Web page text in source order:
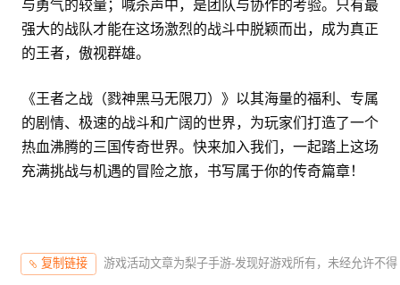
与勇气的较量；喊杀声中，是团队与协作的考验。只有最
强大的战队才能在这场激烈的战斗中脱颖而出，成为真正
的王者，傲视群雄。
《王者之战（戮神黑马无限刀）》以其海量的福利、专属
的剧情、极速的战斗和广阔的世界，为玩家们打造了一个
热血沸腾的三国传奇世界。快来加入我们，一起踏上这场
充满挑战与机遇的冒险之旅，书写属于你的传奇篇章！
复制链接 游戏活动文章为梨子手游-发现好游戏所有，未经允许不得